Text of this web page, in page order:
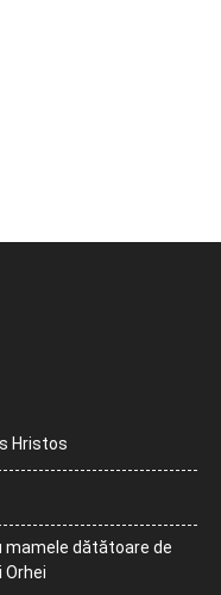
Hristos
mamele dătătoare de